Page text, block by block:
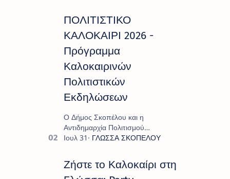
ΠΟΛΙΤΙΣΤΙΚΟ
ΚΑΛΟΚΑΙΡΙ 2026 -
Πρόγραμμα
Καλοκαιρινών
Πολιτιστικών
Εκδηλώσεων
Ο Δήμος Σκοπέλου και η
Αντιδημαρχία Πολιτισμού
παρουσιάζουν το πρόγραμμα «
πρόγραμμα εκδ…
Ζήστε το Καλοκαίρι στη